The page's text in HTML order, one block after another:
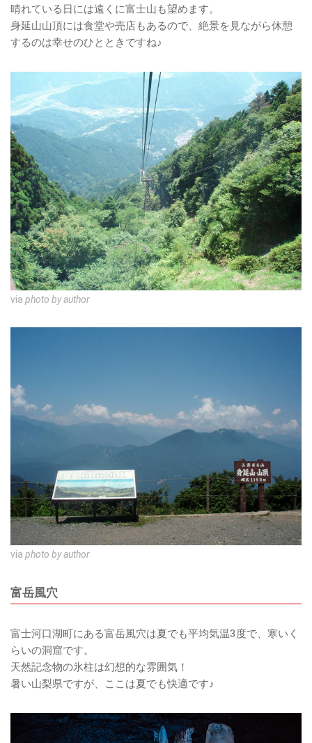
晴れている日には遠くに富士山も望めます。
身延山山頂には食堂や売店もあるので、絶景を見ながら休憩
するのは幸せのひとときですね♪
via photo by author
via photo by author
富岳風穴
富士河口湖町にある富岳風穴は夏でも平均気温3度で、寒いく
らいの洞窟です。
天然記念物の氷柱は幻想的な雰囲気！
暑い山梨県ですが、ここは夏でも快適です♪